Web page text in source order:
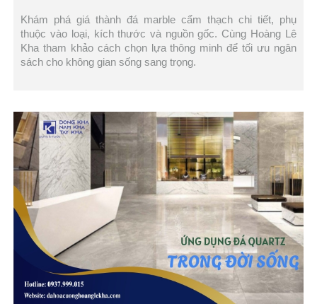
Khám phá giá thành đá marble cẩm thạch chi tiết, phụ
thuộc vào loại, kích thước và nguồn gốc. Cùng Hoàng Lê
Kha tham khảo cách chọn lựa thông minh để tối ưu ngân
sách cho không gian sống sang trọng.